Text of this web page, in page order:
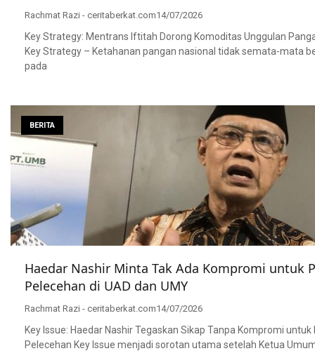
Rachmat Razi - ceritaberkat.com14/07/2026
Key Strategy: Mentrans Iftitah Dorong Komoditas Unggulan
Key Strategy – Ketahanan pangan nasional tidak semata-mata
pada
BERITA
Haedar Nashir Minta Tak Ada Kompromi untuk
Pelecehan di UAD dan UMY
Rachmat Razi - ceritaberkat.com14/07/2026
Key Issue: Haedar Nashir Tegaskan Sikap Tanpa Kompromi untuk
Pelecehan Key Issue menjadi sorotan utama setelah Ketua